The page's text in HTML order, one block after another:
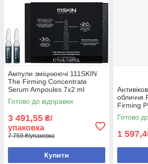
Ампули зміцнюючі 111SKIN
The Firming Concentrate
Serum Ampoules 7x2 ml
Готово до відправки
3 491,55 ₴/
упаковка
7 759 ₴/упаковка
Купити
обличчя
Firming
мл)
Готово
1